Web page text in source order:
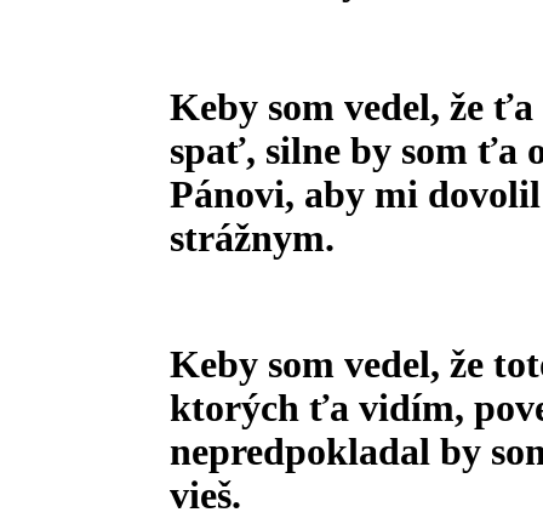
Keby som vedel, že
spať, silne by som ťa
Pánovi, aby mi
strážnym.
Keby som vedel, že
ktorých ťa vidím,
nepredpokladal by
vieš.